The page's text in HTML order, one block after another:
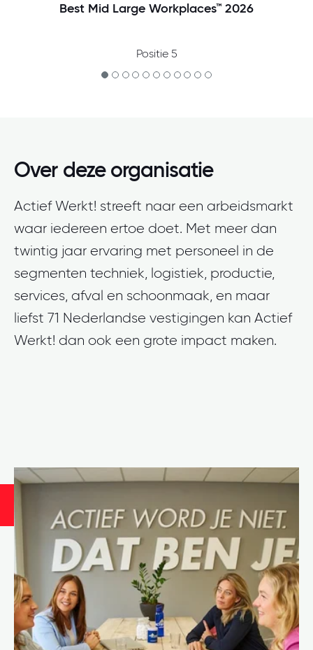
Best Mid Large Workplaces™ 2026
Positie 5
Over deze organisatie
Actief Werkt! streeft naar een arbeidsmarkt
waar iedereen ertoe doet. Met meer dan
twintig jaar ervaring met personeel in de
segmenten techniek, logistiek, productie,
services, afval en schoonmaak, en maar
liefst 71 Nederlandse vestigingen kan Actief
Werkt! dan ook een grote impact maken.